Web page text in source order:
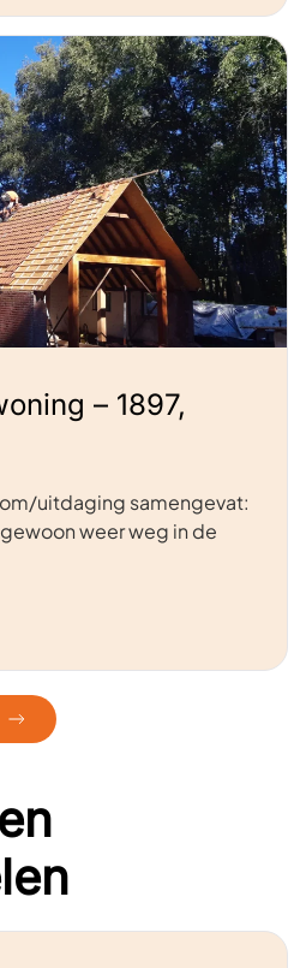
– 1897,
uitdaging samengevat:
weer weg in de